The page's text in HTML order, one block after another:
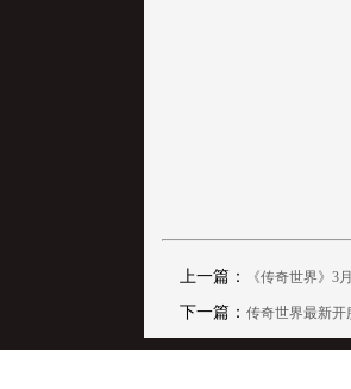
上一篇： 《传奇世界》3
下一篇： 传奇世界最新开